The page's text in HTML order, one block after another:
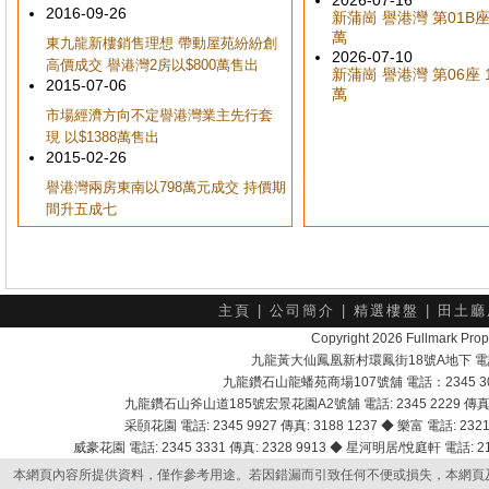
2016-09-26
東九龍新樓銷售理想 帶動屋苑紛紛創
高價成交 譽港灣2房以$800萬售出
2015-07-06
市場經濟方向不定譽港灣業主先行套
現 以$1388萬售出
2015-02-26
譽港灣兩房東南以798萬元成交 持價期
間升五成七
新蒲崗 譽港灣 第01B
萬
2026-07-10
新蒲崗 譽港灣 第06座
萬
主頁 公司簡介 精選樓盤 田土
Copyright 2026 Fullmark
九龍黃大仙鳳凰新村環鳳街18號A地下
九龍鑽石山龍蟠苑商場107號舖 電話：2345
九龍鑽石山斧山道185號宏景花園A2號舖 電話: 2345 2229
采頣花園 電話: 2345 9927 傳真: 3188 1237 ◆ 樂富 電話:
威豪花園 電話: 2345 3331 傳真: 2328 9913 ◆ 星河明居/悅庭軒 電話
本網頁內容所提供資料，僅作參考用途。若因錯漏而引致任何不便或損失，本網